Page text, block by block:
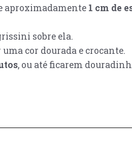
aproximadamente 1 cm de
sobre ela.
cor dourada e crocante.
, ou até ficarem